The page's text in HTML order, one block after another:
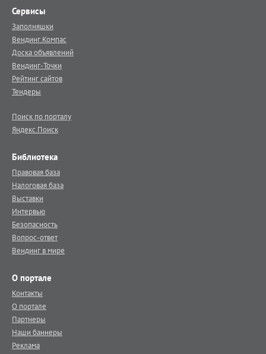
Сервисы
Заполняшки
Вендинг.Компас
Доска объявлений
Вендинг-Точки
Рейтинг сайтов
Тендеры
Поиск по порталу
Яндекс.Поиск
Библиотека
Правовая база
Налоговая база
Выставки
Интервью
Безопасность
Вопрос-ответ
Вендинг в мире
О портале
Контакты
О портале
Партнеры
Наши баннеры
Реклама